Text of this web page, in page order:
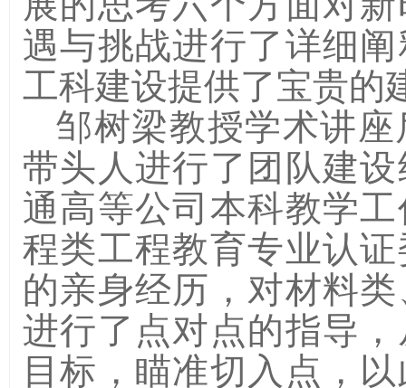
遇与挑战进行了详细
工科建设提供了宝贵的
邹树梁教授学术讲
带头人进行了团队建
通高等公司本科教学
程类工程教育专业认
的亲身经历，对材料
进行了点对点的指导
目标，瞄准切入点，